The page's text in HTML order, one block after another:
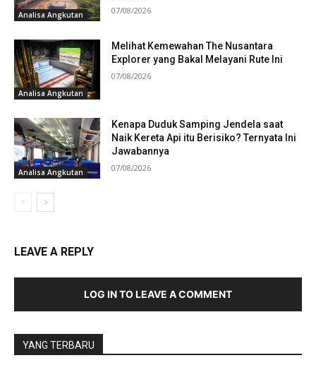
Analisa Angkutan 07/08/2026
Analisa Angkutan
Melihat Kemewahan The Nusantara
Explorer yang Bakal Melayani Rute Ini
07/08/2026
Analisa Angkutan
Kenapa Duduk Samping Jendela saat
Naik Kereta Api itu Berisiko? Ternyata Ini
Jawabannya
07/08/2026
LEAVE A REPLY
LOG IN TO LEAVE A COMMENT
YANG TERBARU